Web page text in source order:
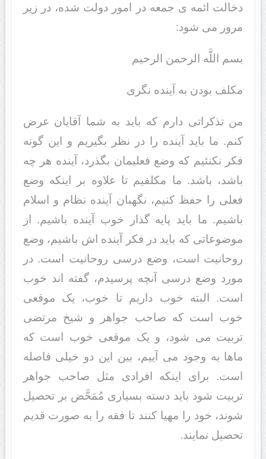
دخالت ائمه ی جمعه در امور دولت شده، در زیر
مرور می شود:
بسم اللَّه الرحمن الرحیم
مکلف بودن به آینده نگرى
من تذکراتى دارم که باید به شما آقایان عرض
کنم. ما باید آینده را در نظر بگیریم و این گونه
فکر نکنئیم که وضع فعلیمان بگذرد، آینده هر چه
باشد، باشد. ما مکلفیم تا علاوه بر اینکه وضع
فعلى را حفظ کنیم، نگهبان آینده نظام و اسلام
باشیم. ما باید پایه گذار خوب آینده باشیم. از
موضوعاتى که باید در فکر آینده اش باشیم، وضع
روحانیت است، وضع درسى روحانیت است. در
مورد وضع درسى آنچه پرسیدم، گفته اند خوب
است. البته خوب داریم تا خوب، یک موقعى
خوب است که صاحب جواهر و شیخ مرتضى
تربیت مى شود، و یک موقعى خوب است که
ماها به وجود مى آییم، بین این دو خیلى فاصله
است. براى اینکه افرادى مثل صاحب جواهر
تربیت شود باید دسته بسیارى مُمَحَّض بر تحصیل
شوند، خود را مهیا کنند تا فقه را به صورت قدیم
تحصیل نمایند.